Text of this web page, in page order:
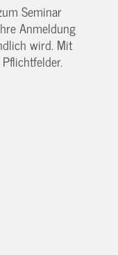
Seminar
Anmeldung
wird. Mit